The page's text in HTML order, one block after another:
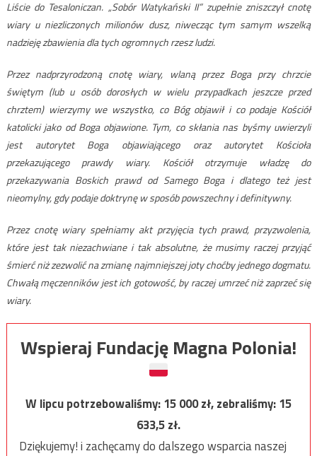
Liście do Tesaloniczan. „Sobór Watykański II” zupełnie zniszczył cnotę
wiary u niezliczonych milionów dusz, niwecząc tym samym wszelką
nadzieję zbawienia dla tych ogromnych rzesz ludzi.
Przez nadprzyrodzoną cnotę wiary, wlaną przez Boga przy chrzcie
świętym (lub u osób dorosłych w wielu przypadkach jeszcze przed
chrztem) wierzymy we wszystko, co Bóg objawił i co podaje Kościół
katolicki jako od Boga objawione. Tym, co skłania nas byśmy uwierzyli
jest autorytet Boga objawiającego oraz autorytet Kościoła
przekazującego prawdy wiary. Kościół otrzymuje władzę do
przekazywania Boskich prawd od Samego Boga i dlatego też jest
nieomylny, gdy podaje doktrynę w sposób powszechny i definitywny.
Przez cnotę wiary spełniamy akt przyjęcia tych prawd, przyzwolenia,
które jest tak niezachwiane i tak absolutne, że musimy raczej przyjąć
śmierć niż zezwolić na zmianę najmniejszej joty choćby jednego dogmatu.
Chwałą męczenników jest ich gotowość, by raczej umrzeć niż zaprzeć się
wiary.
Wspieraj Fundację Magna Polonia!
W lipcu potrzebowaliśmy:15 000zł, zebraliśmy:15
633,5zł.
Dziękujemy! i zachęcamy do dalszego wsparcia naszej